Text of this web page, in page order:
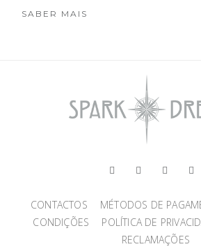
SABER MAIS
CONTACTOS MÉTODOS DE
CONDIÇÕES
POLÍTICA DE
RECLAMAÇÕES